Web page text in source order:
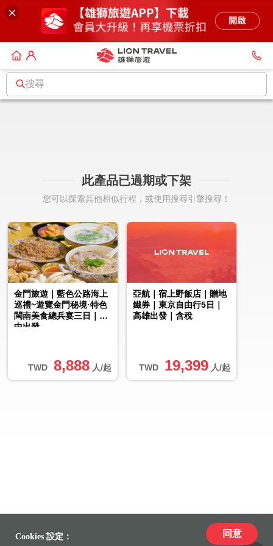
搜尋
此產品已過期或下架
您可以探索其他相似行程，或使用搜尋引擎搜尋！
TWD 8,888 人/起
金門旅遊｜藍色公路海上
巡禮~遊覽金門秘境·特色
閩南美食總兵宴三日｜台
中出發
TWD 19,399 人/起
亞航｜宿上野飯店｜贈地
鐵券｜東京自由行5日｜
高雄出發｜含稅
Cookies 設定： 同意